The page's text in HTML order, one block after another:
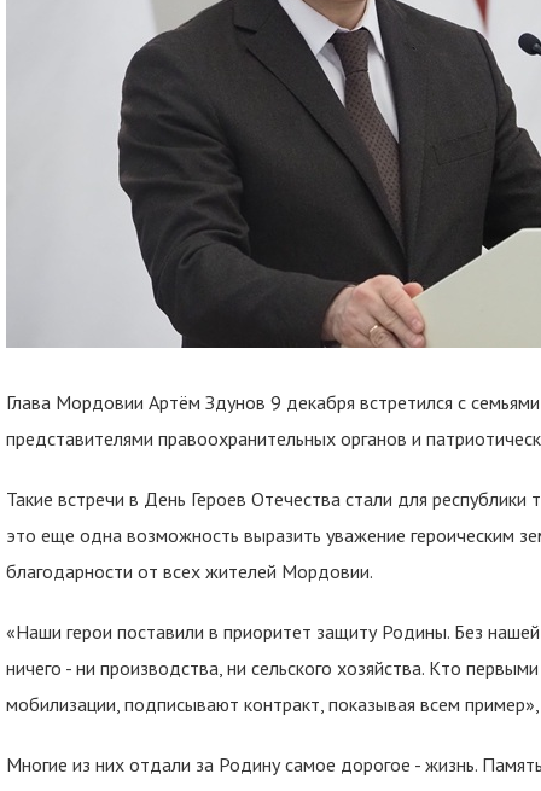
Глава Мордовии Артём Здунов 9 декабря встретился с
представителями правоохранительных органов и
Такие встречи в День Героев Отечества стали для
это еще одна возможность выразить уважение героическим
благодарности от всех жителей Мордовии.
«Наши герои поставили в приоритет защиту Родины. Без
ничего - ни производства, ни сельского хозяйства. Кто
мобилизации, подписывают контракт, показывая всем пример»,
Многие из них отдали за Родину самое дорогое - жизнь.